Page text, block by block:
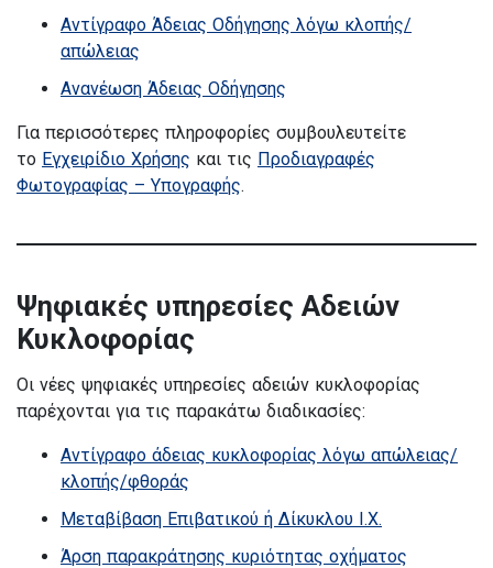
Αντίγραφο Άδειας Οδήγησης λόγω κλοπής/
απώλειας
Ανανέωση Άδειας Οδήγησης
Για περισσότερες πληροφορίες συμβουλευτείτε
το Εγχειρίδιο Χρήσης και τις Προδιαγραφές
Φωτογραφίας – Υπογραφής.
Ψηφιακές υπηρεσίες Αδειών
Κυκλοφορίας
Οι νέες ψηφιακές υπηρεσίες αδειών κυκλοφορίας
παρέχονται για τις παρακάτω διαδικασίες:
Αντίγραφο άδειας κυκλοφορίας λόγω απώλειας/
κλοπής/φθοράς
Μεταβίβαση Επιβατικού ή Δίκυκλου Ι.Χ.
Άρση παρακράτησης κυριότητας οχήματος